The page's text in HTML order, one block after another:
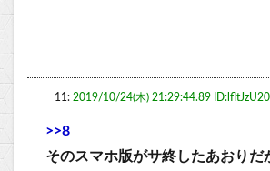
11: 2019/10/24(木) 21:29:44.89 ID:lfltJzU20
>>8
そのスマホ版がサ終したあおりだ